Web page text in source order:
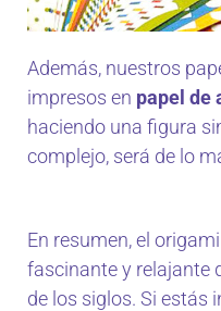
Además, nuestros
impresos en papel de
haciendo una figura
complejo, será de lo
En resumen, el
fascinante y relajante
de los siglos. Si estás